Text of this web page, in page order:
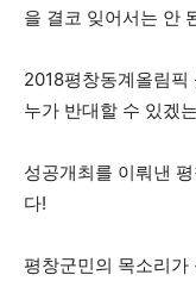
을 결코 잊어서는 안
2018평창동계올림픽
누가 반대할 수 있겠
성공개최를 이뤄낸
다!
평창군민의 목소리가